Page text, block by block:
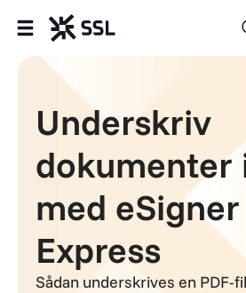
Produkter
Brancher
Partnere
Firmanavn
Støtte
Underskriv
dokumenter
med eSigner
Express
Sådan underskrives en PDF-